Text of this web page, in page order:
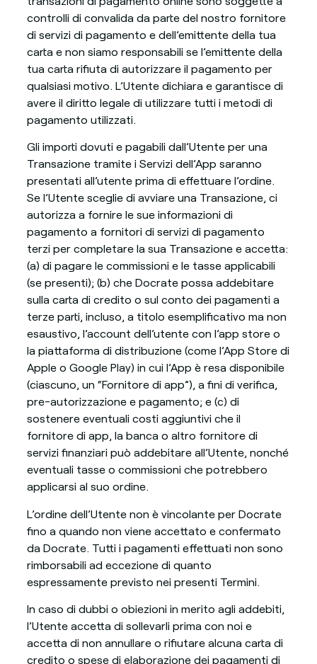
controlli di convalida da parte del nostro fornitore
di servizi di pagamento e dell’emittente della tua
carta e non siamo responsabili se l’emittente della
tua carta rifiuta di autorizzare il pagamento per
qualsiasi motivo. L’Utente dichiara e garantisce di
avere il diritto legale di utilizzare tutti i metodi di
pagamento utilizzati.
Gli importi dovuti e pagabili dall’Utente per una
Transazione tramite i Servizi dell’App saranno
presentati all’utente prima di effettuare l’ordine.
Se l’Utente sceglie di avviare una Transazione, ci
autorizza a fornire le sue informazioni di
pagamento a fornitori di servizi di pagamento
terzi per completare la sua Transazione e accetta:
(a) di pagare le commissioni e le tasse applicabili
(se presenti); (b) che Docrate possa addebitare
sulla carta di credito o sul conto dei pagamenti a
terze parti, incluso, a titolo esemplificativo ma non
esaustivo, l’account dell’utente con l’app store o
la piattaforma di distribuzione (come l’App Store di
Apple o Google Play) in cui l’App è resa disponibile
(ciascuno, un “Fornitore di app”), a fini di verifica,
pre-autorizzazione e pagamento; e (c) di
sostenere eventuali costi aggiuntivi che il
fornitore di app, la banca o altro fornitore di
servizi finanziari può addebitare all’Utente, nonché
eventuali tasse o commissioni che potrebbero
applicarsi al suo ordine.
L’ordine dell’Utente non è vincolante per Docrate
fino a quando non viene accettato e confermato
da Docrate. Tutti i pagamenti effettuati non sono
rimborsabili ad eccezione di quanto
espressamente previsto nei presenti Termini.
In caso di dubbi o obiezioni in merito agli addebiti,
l’Utente accetta di sollevarli prima con noi e
accetta di non annullare o rifiutare alcuna carta di
credito o spese di elaborazione dei pagamenti di